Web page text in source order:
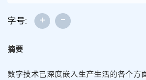
字号: + -
摘要
数字技术已深度嵌入生产生活的各个方